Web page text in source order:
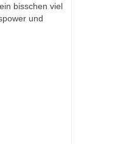
bisschen viel
und